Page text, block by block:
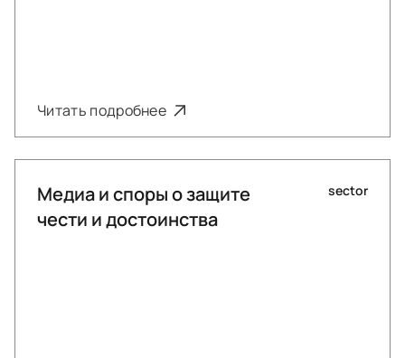
Читать подробнее
Медиа и споры о защите
чести и достоинства
sector